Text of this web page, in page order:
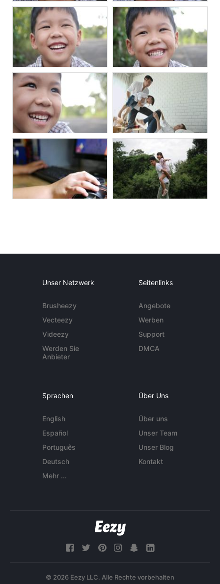
Unser Netzwerk
Brusheezy
Vecteezy
Videezy
Werden Sie
Anbieter
Seitenlinks
Angebote
Werben
Support
DMCA
Sprachen
English
Español
Português
Deutsch
Mehr ...
Über Uns
Über uns
Unser Team
Unser Blog
Kontakt
© 2026 Eezy LLC. Alle Rechte vorbehalten